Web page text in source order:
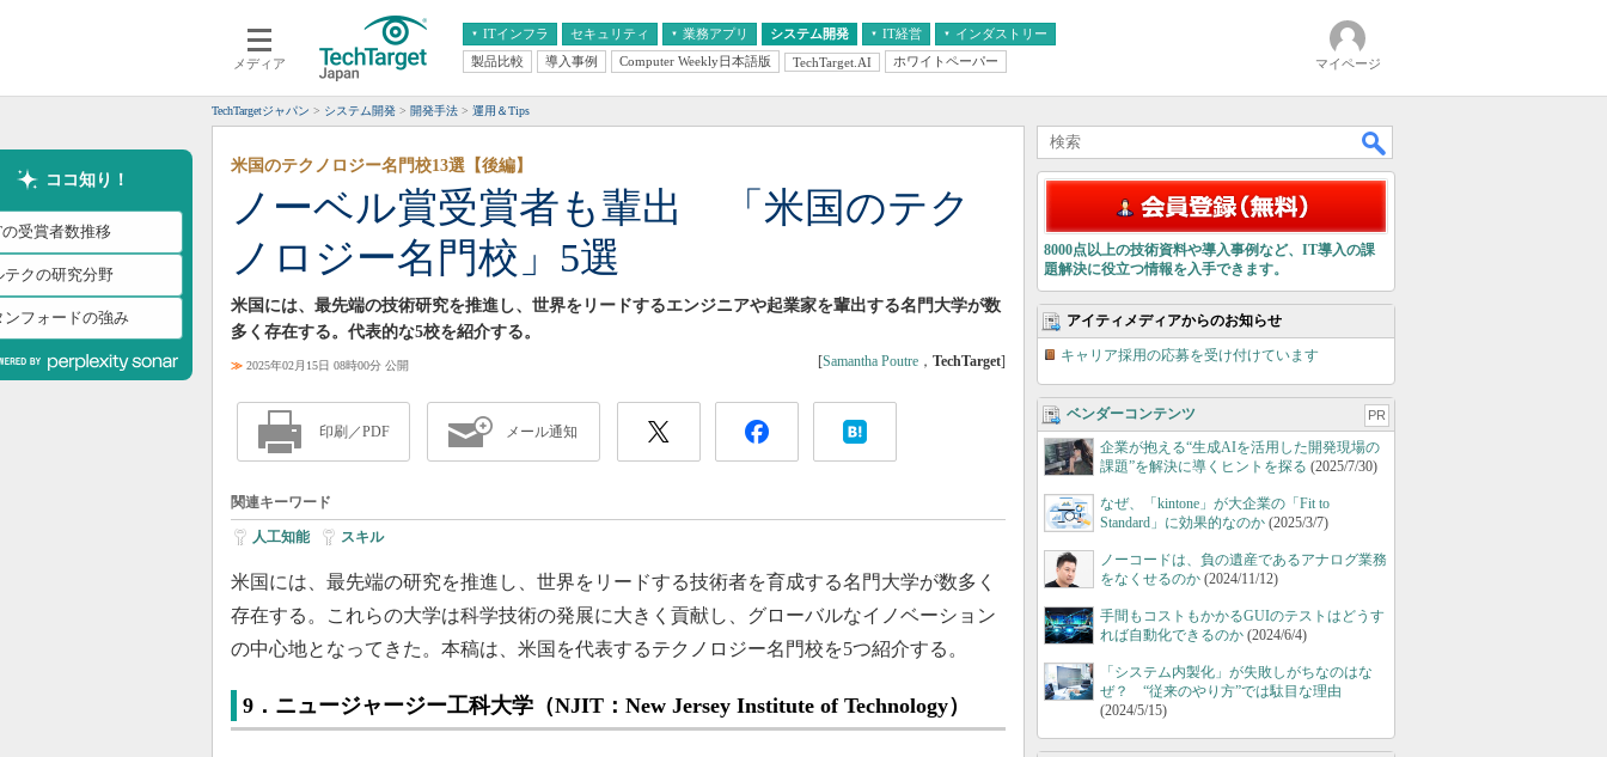
メディア
ITインフラ
クラウド
スマートモバイル
ネットワーク
システム運用管理
セキュリティ 業務アプリ
エンタープライズAI
ERP
CX
情報系システム
システム開発 IT経営
経営とIT
インダストリー
医療IT
製品比較 導入事例 Computer Weekly日本語版 TechTarget.AI ホワイトペーパー マイページ
TechTargetジャパン システム開発 開発手法 運用＆Tips
ココ知り！
受賞者数推移
テクの研究分野
ンフォードの強み
ノーベル賞受賞者も輩出 「米国のテク
ノロジー名門校」5選
米国のテクノロジー名門校13選【後編】
米国には、最先端の技術研究を推進し、世界をリードするエンジニアや起業家を輩出する名門大学が数
多く存在する。代表的な5校を紹介する。
≫ 2025年02月15日 08時00分 公開 [Samantha Poutre ， TechTarget]
印刷／PDF メール通知
関連キーワード
人工知能| スキル
米国には、最先端の研究を推進し、世界をリードする技術者を育成する名門大学が数多く
存在する。これらの大学は科学技術の発展に大きく貢献し、グローバルなイノベーション
の中心地となってきた。本稿は、米国を代表するテクノロジー名門校を5つ紹介する。
9．ニュージャージー工科大学（NJIT：New Jersey Institute of Technology）
8000点以上の技術資料や導入事例など、IT導入の課
題解決に役立つ情報を入手できます。
アイティメディアからのお知らせ
キャリア採用の応募を受け付けています
ベンダーコンテンツ PR
企業が抱える“生成AIを活用した開発現場の
課題”を解決に導くヒントを探る (2025/7/30)
なぜ、「kintone」が大企業の「Fit to
Standard」に効果的なのか (2025/3/7)
ノーコードは、負の遺産であるアナログ業務
をなくせるのか (2024/11/12)
手間もコストもかかるGUIのテストはどうす
れば自動化できるのか (2024/6/4)
「システム内製化」が失敗しがちなのはな
ぜ？ “従来のやり方”では駄目な理由
(2024/5/15)